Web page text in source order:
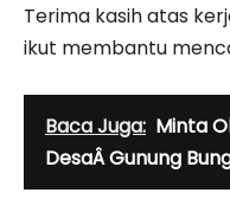
Terima kasih atas
ikut membantu
Baca Juga: Minta
DesaÂ Gunung